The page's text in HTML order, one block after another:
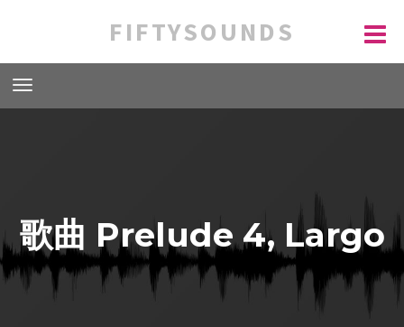
FIFTYSOUNDS
歌曲 Prelude 4, Largo